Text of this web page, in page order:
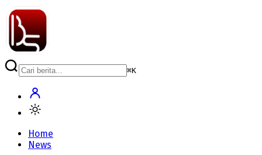
⌘K
Home
News